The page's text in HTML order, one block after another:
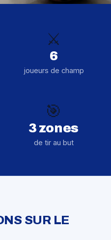
⚔️
6
joueurs de champ
🎯
3 zones
de tir au but
SUR LE